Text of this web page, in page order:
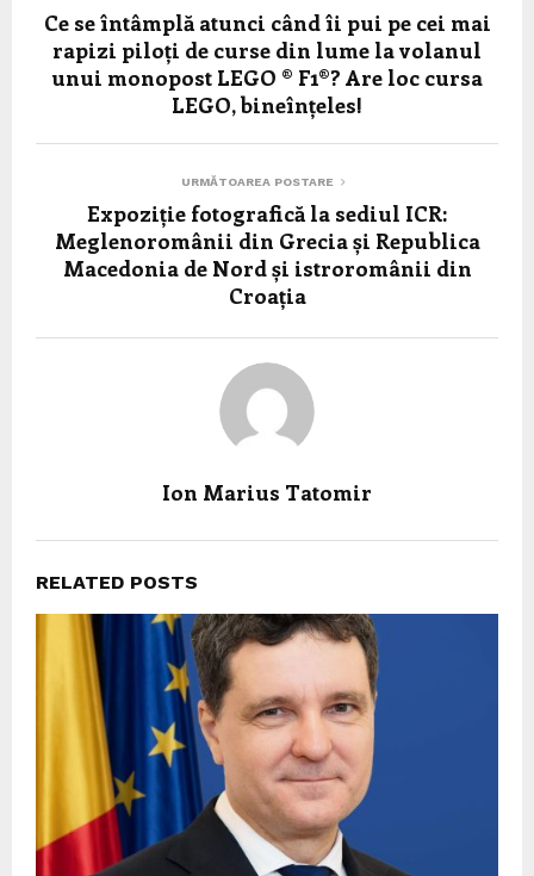
Ce se întâmplă atunci când îi pui pe cei mai
rapizi piloți de curse din lume la volanul
unui monopost LEGO ® F1®? Are loc cursa
LEGO, bineînțeles!
URMĂTOAREA POSTARE
Expoziție fotografică la sediul ICR:
Meglenoromânii din Grecia și Republica
Macedonia de Nord și istroromânii din
Croația
Ion Marius Tatomir
RELATED POSTS